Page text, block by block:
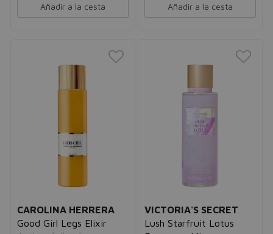
Añadir a la cesta Añadir a la cesta
CAROLINA HERRERA
Good Girl Legs Elixir
VICTORIA'S SECRET
Lush Starfruit Lotus